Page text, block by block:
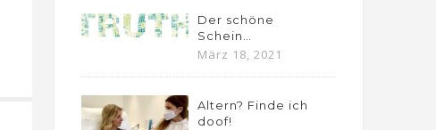
Der schöne
Schein…
März 18, 2021
Altern? Finde ich
doof!